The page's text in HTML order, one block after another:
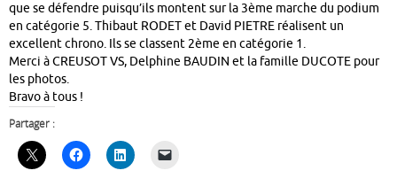
que se défendre puisqu’ils montent sur la 3ème marche du podium
en catégorie 5. Thibaut RODET et David PIETRE réalisent un
excellent chrono. Ils se classent 2ème en catégorie 1.
Merci à CREUSOT VS, Delphine BAUDIN et la famille DUCOTE pour
les photos.
Bravo à tous !
Partager :